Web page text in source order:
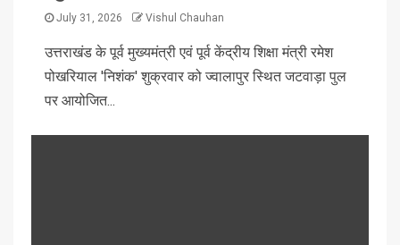
July 31, 2026 Vishul Chauhan
उत्तराखंड के पूर्व मुख्यमंत्री एवं पूर्व केंद्रीय शिक्षा मंत्री रमेश
पोखरियाल 'निशंक' शुक्रवार को ज्वालापुर स्थित जटवाड़ा पुल
पर आयोजित...